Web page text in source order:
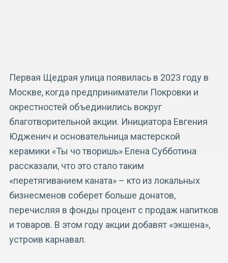
Первая Щедрая улица появилась в 2023 году в
Москве, когда предприниматели Покровки и
окрестностей объединились вокруг
благотворительной акции. Инициатора Евгения
Юдженич и основательница мастерской
керамики «Ты чо творишь» Елена Субботина
рассказали, что это стало таким
«перетягиванием каната» – кто из локальных
бизнесменов соберет больше донатов,
перечисляя в фонды процент с продаж напитков
и товаров. В этом году акции добавят «экшена»,
устроив карнавал.